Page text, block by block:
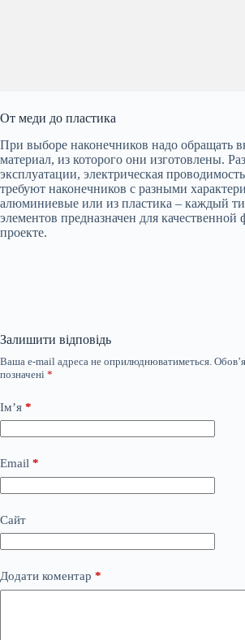
От меди до пластика
При выборе наконечников надо обращать
материал, из которого они изготовлены.
эксплуатации, электрическая
требуют наконечников с разными
алюминиевые или из пластика – каждый
элементов предназначен для
проекте.
Залишити відповідь
Ваша e-mail адреса не оприлюднюватиметься.
позначені *
Ім’я *
Email *
Сайт
Додати коментар *